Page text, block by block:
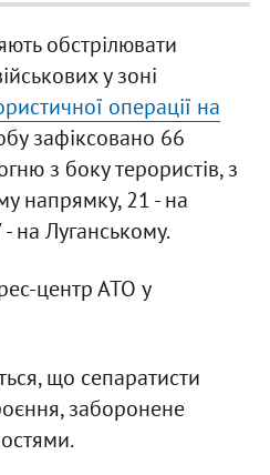
обстрілювати
у зоні
операції на
зафіксовано 66
з боку терористів, з
напрямку, 21 - на
на Луганському.
центр АТО у
що сепаратисти
заборонене